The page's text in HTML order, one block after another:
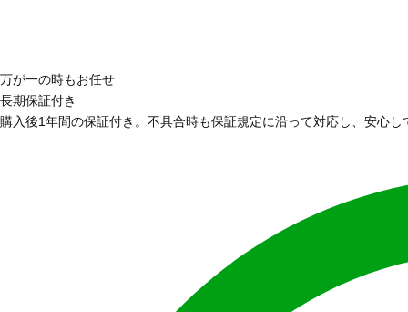
万が一の時もお任せ
長期保証付き
購入後1年間の保証付き。不具合時も保証規定に沿って対応し、安心